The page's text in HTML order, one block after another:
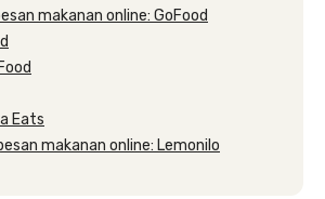
makanan online: GoFood
Eats
makanan online: Lemonilo